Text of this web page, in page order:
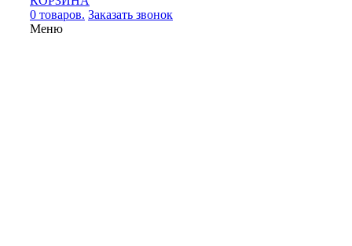
0 товаров. Заказать звонок
Меню